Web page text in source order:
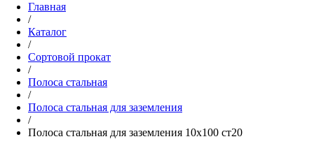
Главная
/
Каталог
/
Сортовой прокат
/
Полоса стальная
/
Полоса стальная для заземления
/
Полоса стальная для заземления 10х100 ст20